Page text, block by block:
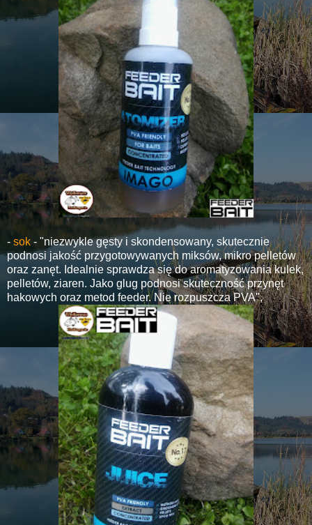
- sok - "niezwykle gęsty i skondensowany, skutecznie
podnosi jakość przygotowywanych miksów, mikro pelletów
oraz zanęt. Idealnie sprawdza się do aromatyzowania kulek,
pelletów, ziaren. Jako glug podnosi skuteczność przynęt
hakowych oraz metod feeder. Nie rozpuszcza PVA",